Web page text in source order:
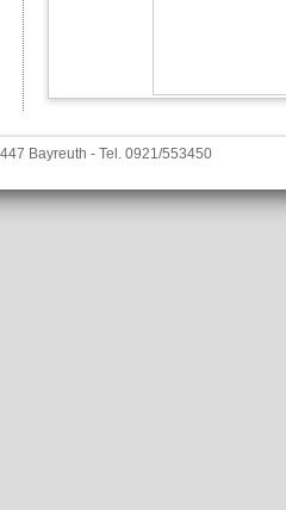
Bayreuth - Tel. 0921/553450